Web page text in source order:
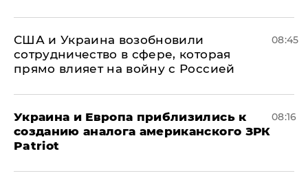
США и Украина возобновили
сотрудничество в сфере, которая
прямо влияет на войну с Россией
08:45
Украина и Европа приблизились к
созданию аналога американского ЗРК
Patriot
08:16